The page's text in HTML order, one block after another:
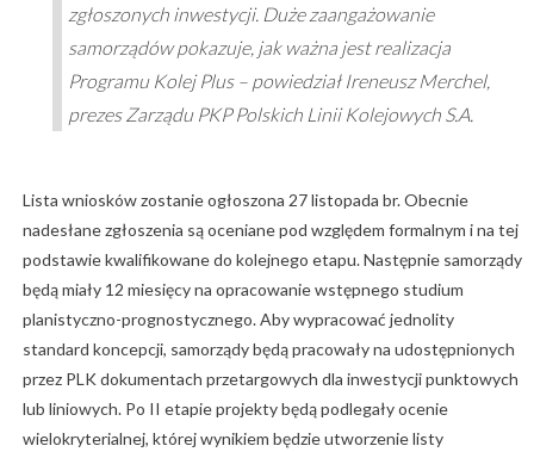
zgłoszonych inwestycji. Duże zaangażowanie
samorządów pokazuje, jak ważna jest realizacja
Programu Kolej Plus – powiedział Ireneusz Merchel,
prezes Zarządu PKP Polskich Linii Kolejowych S.A.
Lista wniosków zostanie ogłoszona 27 listopada br. Obecnie
nadesłane zgłoszenia są oceniane pod względem formalnym i na tej
podstawie kwalifikowane do kolejnego etapu. Następnie samorządy
będą miały 12 miesięcy na opracowanie wstępnego studium
planistyczno-prognostycznego. Aby wypracować jednolity
standard koncepcji, samorządy będą pracowały na udostępnionych
przez PLK dokumentach przetargowych dla inwestycji punktowych
lub liniowych. Po II etapie projekty będą podlegały ocenie
wielokryterialnej, której wynikiem będzie utworzenie listy